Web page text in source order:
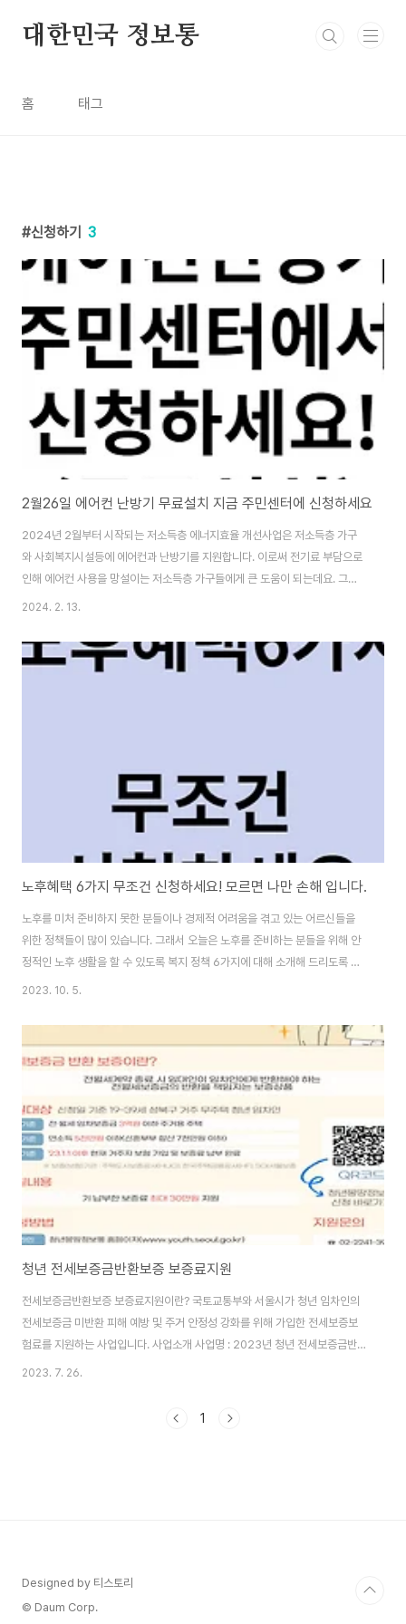
대한민국 정보통
홈 태그
신청하기 3
2월26일 에어컨 난방기 무료설치 지금 주민센터에 신청하세요
2024년 2월부터 시작되는 저소득층 에너지효율 개선사업은 저소득층 가구
와 사회복지시설등에 에어컨과 난방기를 지원합니다. 이로써 전기료 부담으로
인해 에어컨 사용을 망설이는 저소득층 가구들에게 큰 도움이 되는데요. 그래
서 오늘은 26일부터 신청 가능한 에너지 효율 개선사업에 대해 알아보겠습니
여 겨울철 난방비 부담을 덜어주고 쾌적한 주거환경을 조성하기 위해 저소득층
에너지 효율 개선사업을 추진하고 있습니다. 에너지효율 개선사업의 지원대상
2024. 2. 13.
노후혜택 6가지 무조건 신청하세요! 모르면 나만 손해 입니다.
노후를 미처 준비하지 못한 분들이나 경제적 어려움을 겪고 있는 어르신들을
위한 정책들이 많이 있습니다. 그래서 오늘은 노후를 준비하는 분들을 위해 안
정적인 노후 생활을 할 수 있도록 복지 정책 6가지에 대해 소개해 드리도록 하
겠습니다. 기초연금제도 기초연금제도는 노후를 준비하지 못한 분들이나 경제
제도는 만 65세 이상의 고령자 중에서 소득인정액이 하위 70% 이하인 어르
신들이 대상입니다. 소득인정액은 각종 복지제도의 신청 기준이 되는 중요한
요소입니다. 예를 들어 만 65세 이상이고 소득인정액이 202만원 미만인 분들
은 기초연금을 받을 수 있습니다. 신청방법 < 신청안내 : 기초연금 기초연금제
도 소개, 대상, 혜택, 보도자료, 홍보..
2023. 10. 5.
청년 전세보증금반환보증 보증료지원
전세보증금반환보증 보증료지원이란? 국토교통부와 서울시가 청년 임차인의
전세보증금 미반환 피해 예방 및 주거 안정성 강화를 위해 가입한 전세보증보
험료를 지원하는 사업입니다. 사업소개 사업명 : 2023년 청년 전세보증금반
환보증 보증료 지원사업 지원대상 : 서울시 거주 만 19~39세 무주택 청년 지
청기간 : 2023. 7. 26.(수)~ 예산 소진 시까지(조기 마감 될 수 있음) 신청방법
2023. 7. 26.
1
Designed by 티스토리
© Daum Corp.